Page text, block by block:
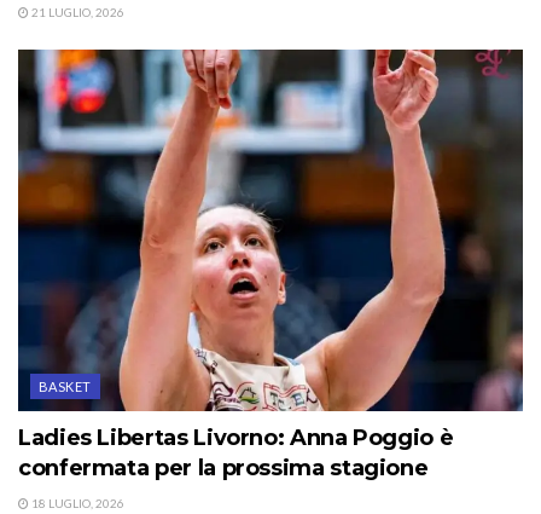
21 LUGLIO, 2026
BASKET
Ladies Libertas Livorno: Anna Poggio è
confermata per la prossima stagione
18 LUGLIO, 2026